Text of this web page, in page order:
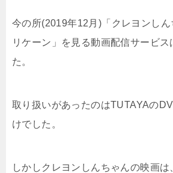
今の所(2019年12月)「クレヨンし
リケーン」を見る動画配信サービス
た。
取り扱いがあったのはTUTAYAの
けでした。
しかしクレヨンしんちゃんの映画